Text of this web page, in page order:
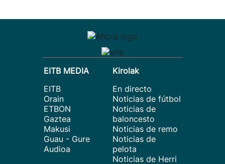
EITB MEDIA
EITB
Orain
ETBON
Gaztea
Makusi
Guau - Gure
Audioa
Kirolak
En directo
Noticias de fútbol
Noticias de
baloncesto
Noticias de remo
Noticias de
pelota
Noticias de Herri